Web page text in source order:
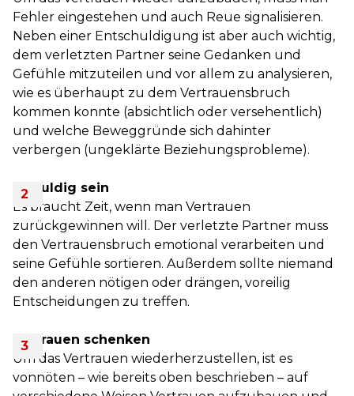
Fehler eingestehen und auch Reue signalisieren.
Neben einer Entschuldigung ist aber auch wichtig,
dem verletzten Partner seine Gedanken und
Gefühle mitzuteilen und vor allem zu analysieren,
wie es überhaupt zu dem Vertrauensbruch
kommen konnte (absichtlich oder versehentlich)
und welche Beweggründe sich dahinter
verbergen (ungeklärte Beziehungsprobleme).
Geduldig sein
Es braucht Zeit, wenn man Vertrauen
zurückgewinnen will. Der verletzte Partner muss
den Vertrauensbruch emotional verarbeiten und
seine Gefühle sortieren. Außerdem sollte niemand
den anderen nötigen oder drängen, voreilig
Entscheidungen zu treffen.
Vertrauen schenken
Um das Vertrauen wiederherzustellen, ist es
vonnöten – wie bereits oben beschrieben – auf